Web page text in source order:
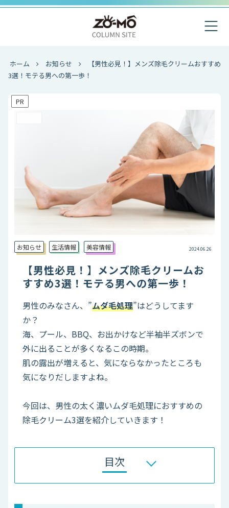
ホーム お知らせ
【男性必見！】メンズ除毛クリームおすすめ
3選！モテる男への第一歩！
PR
お知らせ 生活情報 美容情報 2024.06.26
【男性必見！】メンズ除毛クリームお
すすめ3選！モテる男への第一歩！
男性のみなさん、”ムダ毛処理”はどうしてます
か？
海、プール、BBQ、お出かけなど半袖半ズボンで
外に出ることが多くなるこの時期。
肌の露出が増えると、気にならなかったところも
気になりだしますよね。
今回は、男性の太く濃いムダ毛処理におすすめの
除毛クリーム3選を紹介していきます！
目次